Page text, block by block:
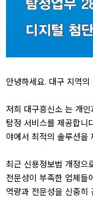
안녕하세요. 대구 지역
저희 대구흥신소 는 개
탐정 서비스를 제공합니
야에서 최적의 솔루션을
최근 신용정보법 개정으
전문성이 부족한 업체들
역량과 전문성을 신중히